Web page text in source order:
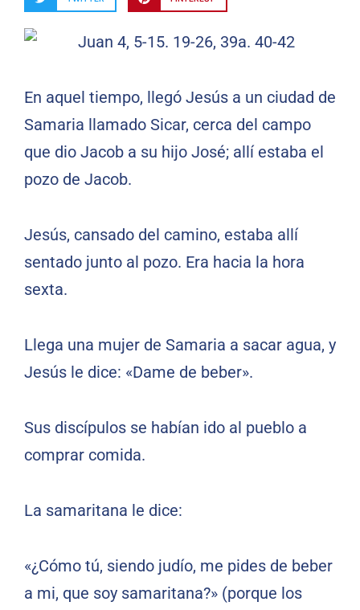
En aquel tiempo, llegó Jesús a un ciudad de
Samaria llamado Sicar, cerca del campo
que dio Jacob a su hijo José; allí estaba el
pozo de Jacob.
Jesús, cansado del camino, estaba allí
sentado junto al pozo. Era hacia la hora
sexta.
Llega una mujer de Samaria a sacar agua, y
Jesús le dice: «Dame de beber».
Sus discípulos se habían ido al pueblo a
comprar comida.
La samaritana le dice:
«¿Cómo tú, siendo judío, me pides de beber
a mi, que soy samaritana?» (porque los